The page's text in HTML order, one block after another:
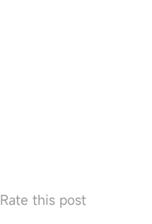
Rate this post